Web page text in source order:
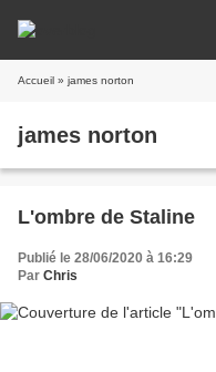
Accueil » james norton
james norton
L'ombre de Staline
Publié le 28/06/2020 à 16:29
Par Chris